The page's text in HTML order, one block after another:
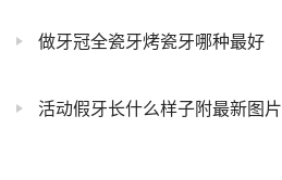
做牙冠全瓷牙烤瓷牙哪种最好
活动假牙长什么样子附最新图片